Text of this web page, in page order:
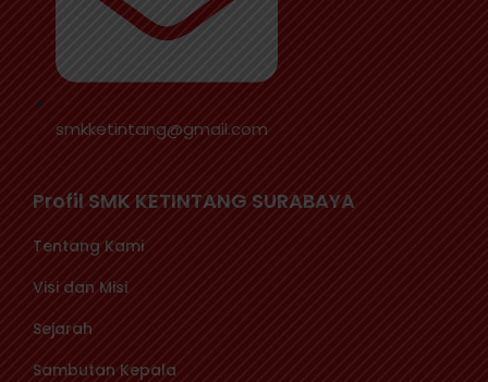
smkketintang@gmail.com
Profil SMK KETINTANG SURABAYA
Tentang Kami
Visi dan Misi
Sejarah
Sambutan Kepala